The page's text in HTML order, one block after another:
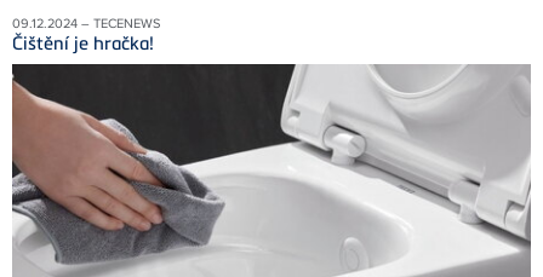
09.12.2024 – TECENEWS
Čištění je hračka!